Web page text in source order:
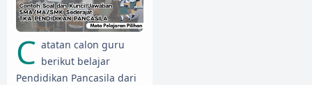
C atatan calon guru
berikut belajar
Pendidikan Pancasila dari